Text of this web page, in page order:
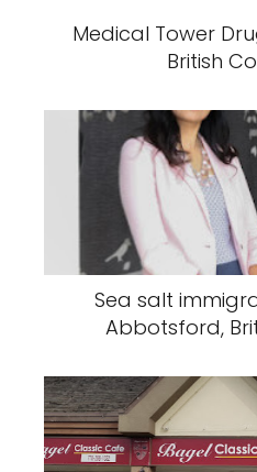
Medical Tower
British
Sea salt
Abbotsford,